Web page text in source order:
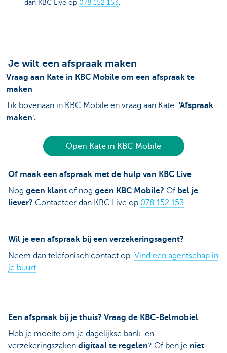
dan KBC Live op 078 152 153.
Je wilt een afspraak maken
Vraag aan Kate in KBC Mobile om een afspraak te
maken
Tik bovenaan in KBC Mobile en vraag aan Kate: 'Afspraak
maken'.
Open Kate in KBC Mobile
Of maak een afspraak met de hulp van KBC Live
Nog geen klant of nog geen KBC Mobile? Of bel je
liever? Contacteer dan KBC Live op 078 152 153.
Wil je een afspraak bij een verzekeringsagent?
Neem dan telefonisch contact op. Vind een agentschap in
je buurt.
Een afspraak bij je thuis? Vraag de KBC-Belmobiel
Heb je moeite om je dagelijkse bank-en
verzekeringszaken digitaal te regelen? Of ben je niet